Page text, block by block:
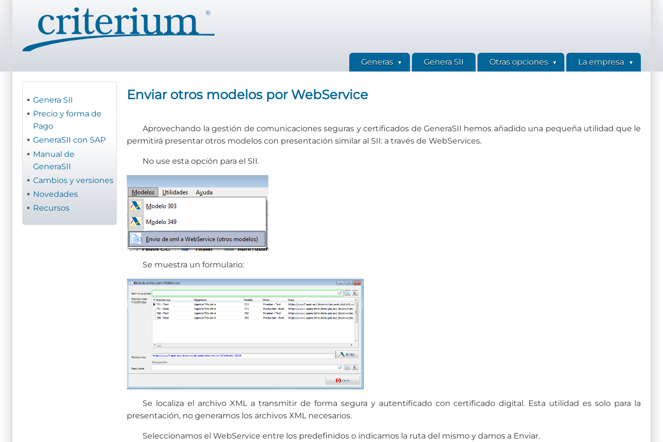
contenido
principal
Generas Genera SII Otras opciones La empresa
Genera SII
Precio y forma de
Pago
GeneraSII con SAP
Manual de
GeneraSII
Cambios y versiones
Novedades
Recursos
Enviar otros modelos por WebService
Aprovechando la gestión de comunicaciones seguras y certificados de GeneraSII hemos añadido una pequeña utilidad que le
permitirá presentar otros modelos con presentación similar al SII: a través de WebServices.
No use esta opción para el SII.
Se muestra un formulario:
Se localiza el archivo XML a transmitir de forma segura y autentificado con certificado digital. Esta utilidad es solo para la
presentación, no generamos los archivos XML necesarios.
Seleccionamos el WebService entre los predefinidos o indicamos la ruta del mismo y damos a Enviar.